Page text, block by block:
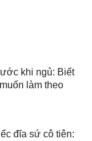
khi ngủ: Biết
làm theo
đĩa sứ cô tiên: